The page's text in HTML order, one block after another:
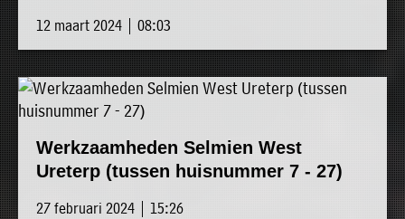
12 maart 2024 | 08:03
Werkzaamheden Selmien West
Ureterp (tussen huisnummer 7 - 27)
27 februari 2024 | 15:26